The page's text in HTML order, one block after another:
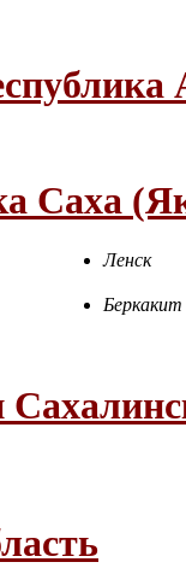
Саха
Ленск
Беркакит